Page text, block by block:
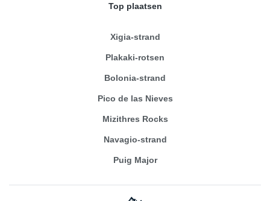
Top plaatsen
Xigia-strand
Plakaki-rotsen
Bolonia-strand
Pico de las Nieves
Mizithres Rocks
Navagio-strand
Puig Major